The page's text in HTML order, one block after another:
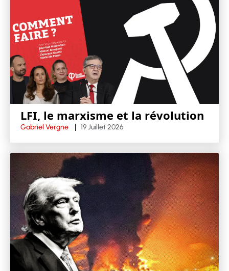
LFI, le marxisme et la révolution
Gabriel Vergne 19 Juillet 2026